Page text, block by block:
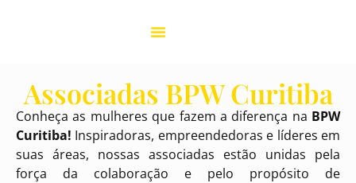
Associadas BPW Curitiba
Conheça as mulheres que fazem a diferença na BPW
Curitiba! Inspiradoras, empreendedoras e líderes em
suas áreas, nossas associadas estão unidas pela
força da colaboração e pelo propósito de